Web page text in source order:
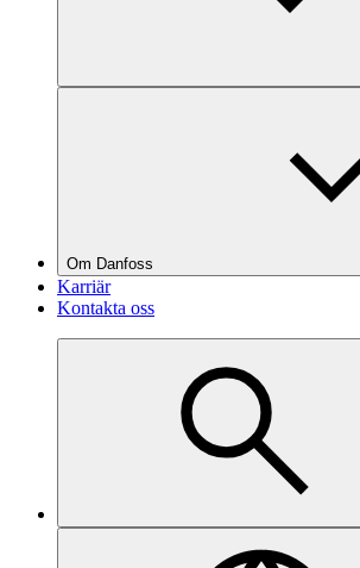
Om Danfoss
Karriär
Kontakta oss